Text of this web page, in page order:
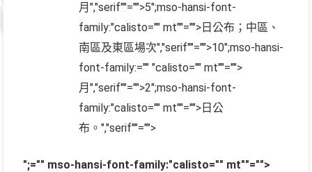
月 ","serif""="">5";mso-hansi-font-
family:"calisto="" mt""="">日公布；中區、
南區及東區場次","serif""="">10";mso-hansi-
font-family:="" "calisto="" mt""="">
月 ","serif""="">2";mso-hansi-font-
family:"calisto="" mt""="">日公
布。 ","serif""="">
";="" mso-hansi-font-family:"calisto="" mt""="">